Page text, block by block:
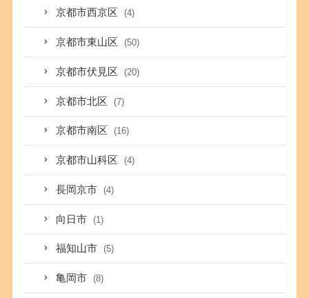
京都市西京区 (4)
京都市東山区 (50)
京都市伏見区 (20)
京都市北区 (7)
京都市南区 (16)
京都市山科区 (4)
長岡京市 (4)
向日市 (1)
福知山市 (5)
亀岡市 (8)